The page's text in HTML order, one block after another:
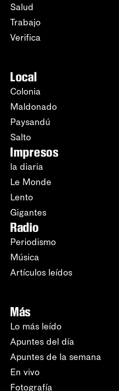
Salud
Trabajo
Verifica
Local
Colonia
Maldonado
Paysandú
Salto
Impresos
la diaria
Le Monde
Lento
Gigantes
Radio
Periodismo
Música
Artículos leídos
Más
Lo más leído
Apuntes del día
Apuntes de la semana
En vivo
Fotografía